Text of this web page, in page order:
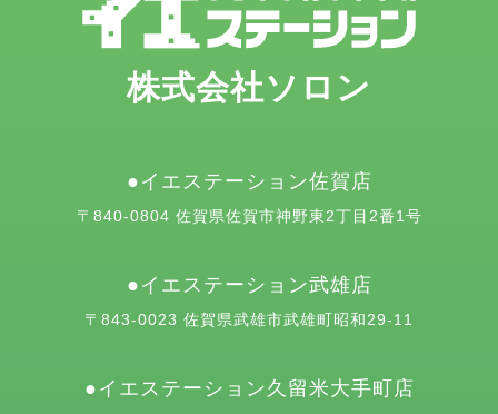
株式会社ソロン
イエステーション佐賀店
〒840-0804 佐賀県佐賀市神野東2丁目2番1号
イエステーション武雄店
〒843-0023 佐賀県武雄市武雄町昭和29-11
イエステーション久留米大手町店